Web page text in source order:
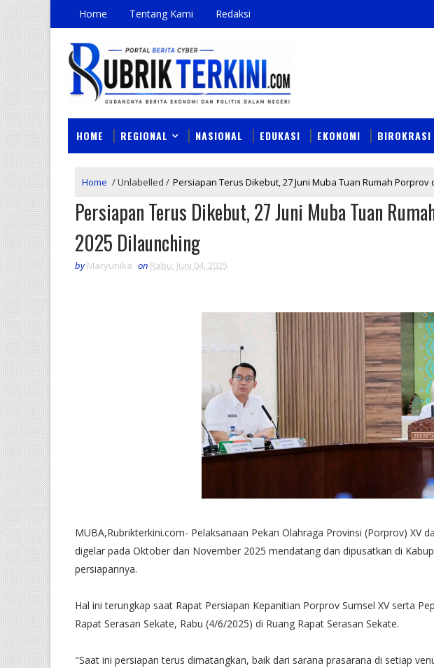
Home Tentang Kami Redaksi
HOME REGIONAL NASIONAL EDUKASI EKONOMI BIROKRASI
Home /Unlabelled / Persiapan Terus Dikebut, 27 Juni Muba Tuan Rumah
Persiapan Terus Dikebut, 27 Juni Muba Tuan
2025 Dilaunching
by Maryunika on Rabu, Juni 04, 2025
MUBA,Rubrikterkini.com- Pelaksanaan Pekan Olahraga Provinsi (Porprov) XV
digelar pada Oktober dan November 2025 mendatang dan dipusatkan di
persiapannya.
Hal ini terungkap saat Rapat Persiapan Kepanitian Porprov Sumsel XV serta
Rapat Serasan Sekate, Rabu (4/6/2025) di Ruang Rapat Serasan Sekate.
"Saat ini persiapan terus dimatangkan, baik dari sarana prasarana di setiap